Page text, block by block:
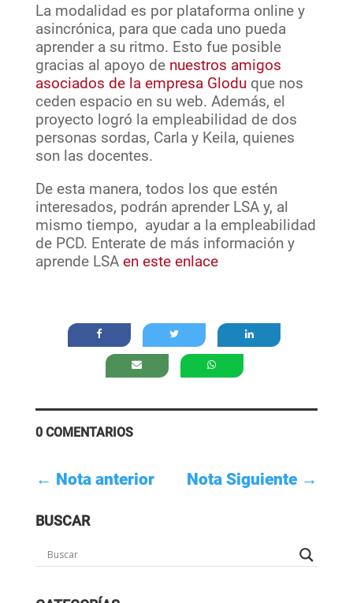
La modalidad es por plataforma online y
asincrónica, para que cada uno pueda
aprender a su ritmo. Esto fue posible
gracias al apoyo denuestros amigos
asociados de la empresa Gloduque nos
ceden espacio en su web. Además, el
proyecto logró la empleabilidad de dos
personas sordas, Carla y Keila, quienes
son las docentes.
De esta manera, todos los que estén
interesados, podrán aprender LSA y, al
mismo tiempo, ayudar a la empleabilidad
de PCD. Enterate de más información y
aprende LSA en este enlace
0 COMENTARIOS
← Nota anterior Nota Siguiente →
BUSCAR